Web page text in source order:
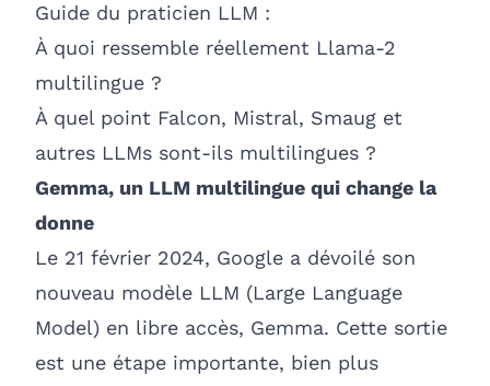
Guide du praticien LLM :
À quoi ressemble réellement Llama-2
multilingue ?
À quel point Falcon, Mistral, Smaug et
autres LLMs sont-ils multilingues ?
Gemma, un LLM multilingue qui change la
donne
Le 21 février 2024, Google a dévoilé son
nouveau modèle LLM (Large Language
Model) en libre accès, Gemma. Cette sortie
est une étape importante, bien plus